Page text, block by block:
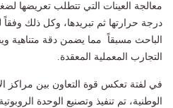
معالجة العينات التي تتطلب تعريضها
درجة حرارتها ثم تبريدها، وكل ذلك وفقاً
الباحث مسبقاً مما يضمن دقة
التجارب المعملية المعقدة.
في لفتة تعكس قوة التعاون بين مراكز
الوطنية، تم تنفيذ وتصنيع الوحدة